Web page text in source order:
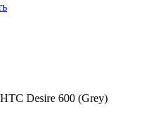
Desire 600 (Grey)